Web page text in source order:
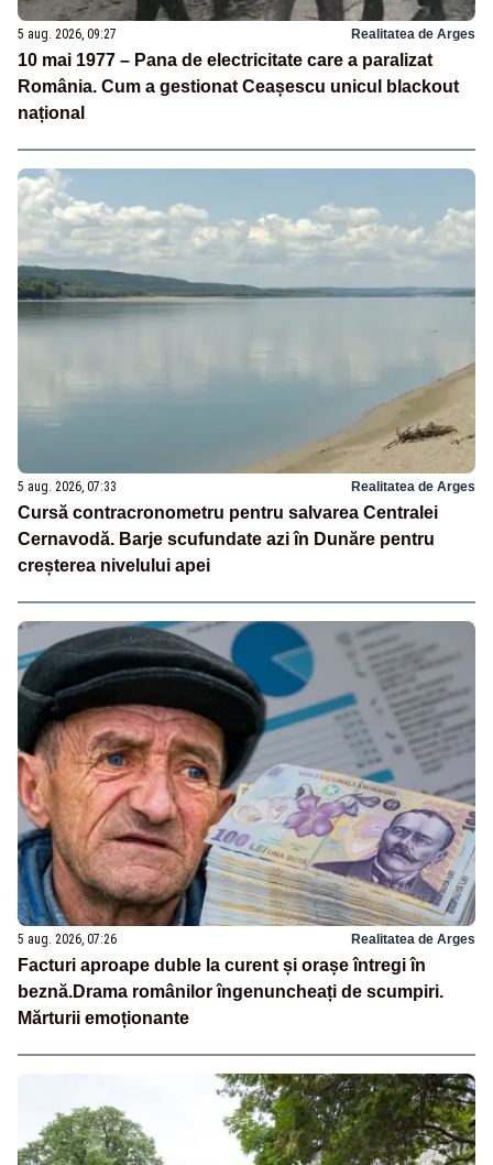
5 aug. 2026, 09:27 Realitatea de Arges
10 mai 1977 – Pana de electricitate care a paralizat
România. Cum a gestionat Ceașescu unicul blackout
național
5 aug. 2026, 07:33 Realitatea de Arges
Cursă contracronometru pentru salvarea Centralei
Cernavodă. Barje scufundate azi în Dunăre pentru
creșterea nivelului apei
5 aug. 2026, 07:26 Realitatea de Arges
Facturi aproape duble la curent și orașe întregi în
beznă.Drama românilor îngenuncheați de scumpiri.
Mărturii emoționante